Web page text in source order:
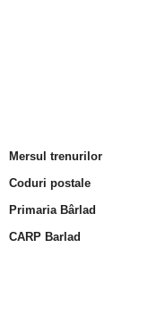
Mersul trenurilor
Coduri postale
Primaria Bârlad
CARP Barlad